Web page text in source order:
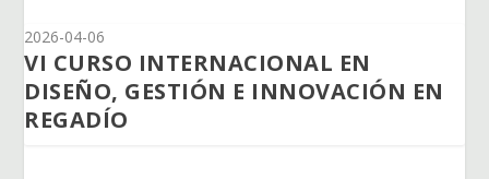
2026-04-06
VI CURSO INTERNACIONAL EN
DISEÑO, GESTIÓN E INNOVACIÓN EN
REGADÍO